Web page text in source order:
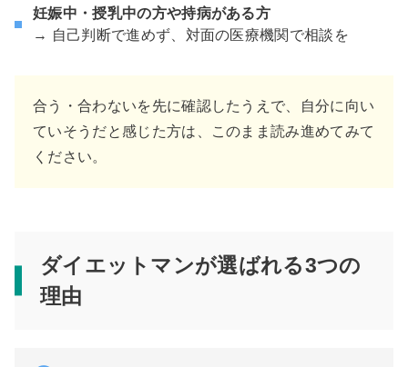
妊娠中・授乳中の方や持病がある方
→ 自己判断で進めず、対面の医療機関で相談を
合う・合わないを先に確認したうえで、自分に向い
ていそうだと感じた方は、このまま読み進めてみて
ください。
ダイエットマンが選ばれる3つの
理由